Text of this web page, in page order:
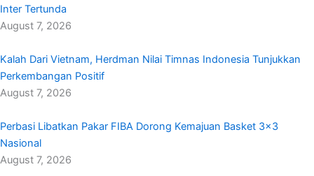
Inter Tertunda
August 7, 2026
Kalah Dari Vietnam, Herdman Nilai Timnas Indonesia Tunjukkan
Perkembangan Positif
August 7, 2026
Perbasi Libatkan Pakar FIBA Dorong Kemajuan Basket 3×3
Nasional
August 7, 2026